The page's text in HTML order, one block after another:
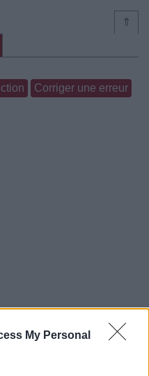
My Personal
⇑
Corriger une erreur